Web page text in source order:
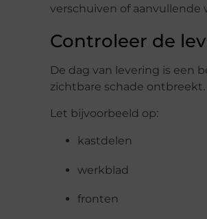
verschuiven of
Controleer de
De dag van levering is een
zichtbare schade ontbreekt.
Let bijvoorbeeld op:
kastdelen
werkblad
fronten